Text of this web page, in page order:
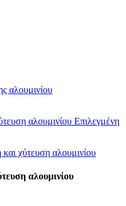
αλουμινίου
αλουμινίου